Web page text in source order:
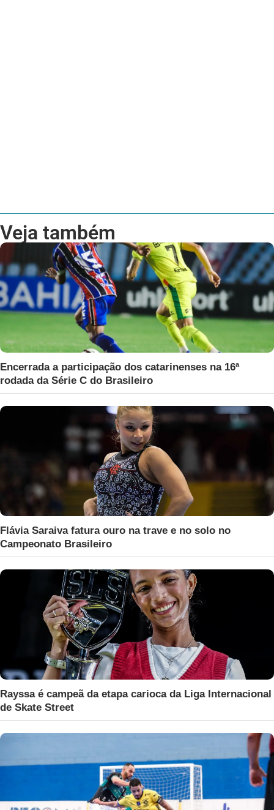
Veja também
Encerrada a participação dos catarinenses na 16ª
rodada da Série C do Brasileiro
Flávia Saraiva fatura ouro na trave e no solo no
Campeonato Brasileiro
Rayssa é campeã da etapa carioca da Liga Internacional
de Skate Street